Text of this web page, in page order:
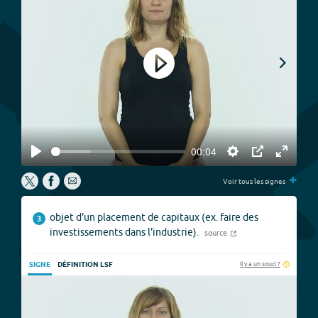
Play
00:04
Settings
PIP
Enter
Play
Voir tous les signes +
3
objet d'un placement de capitaux (ex. faire des
investissements dans l'industrie).
source
SIGNE DÉFINITION LSF Il y a un souci ?